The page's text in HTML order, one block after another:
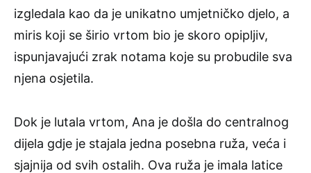
izgledala kao da je unikatno umjetničko djelo, a
miris koji se širio vrtom bio je skoro opipljiv,
ispunjavajući zrak notama koje su probudile sva
njena osjetila.
Dok je lutala vrtom, Ana je došla do centralnog
dijela gdje je stajala jedna posebna ruža, veća i
sjajnija od svih ostalih. Ova ruža je imala latice